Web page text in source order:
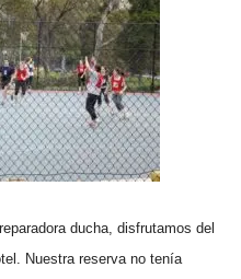
ducha, disfrutamos del
Nuestra reserva no tenía